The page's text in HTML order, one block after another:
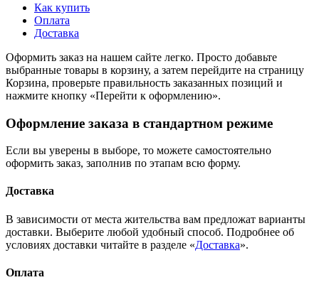
Как купить
Оплата
Доставка
Оформить заказ на нашем сайте легко. Просто добавьте
выбранные товары в корзину, а затем перейдите на страницу
Корзина, проверьте правильность заказанных позиций и
нажмите кнопку «Перейти к оформлению».
Оформление заказа в стандартном режиме
Если вы уверены в выборе, то можете самостоятельно
оформить заказ, заполнив по этапам всю форму.
Доставка
В зависимости от места жительства вам предложат варианты
доставки. Выберите любой удобный способ. Подробнее об
условиях доставки читайте в разделе «Доставка».
Оплата